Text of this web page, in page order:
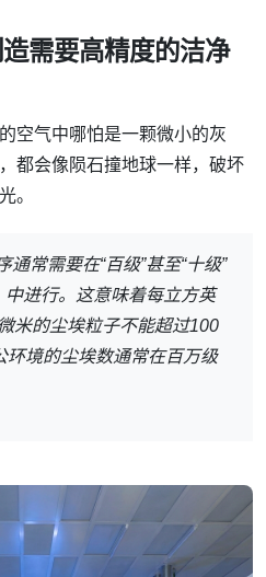
需要高精度的洁净
空气中哪怕是一颗微小的灰
都会像陨石撞地球一样，破坏
。
通常需要在“百级”甚至“十级”
进行。这意味着每立方英
米的尘埃粒子不能超过100
环境的尘埃数通常在百万级